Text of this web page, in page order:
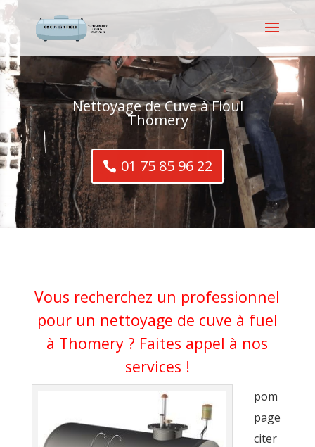
Nettoyage de Cuve à Fioul
Thomery
01 75 85 96 22
Vous recherchez un professionnel
pour un nettoyage de cuve à fuel
à Thomery ? Faites appel à nos
services !
pom
page
citer